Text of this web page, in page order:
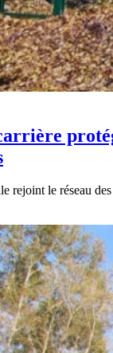
rejoint le réseau